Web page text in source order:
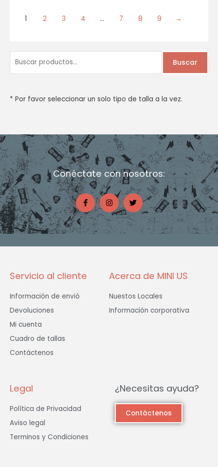
c
p
r
:
Buscar
* Por favor seleccionar un solo tipo de talla a la vez.
1 2 3 4 … 7 8 9 →
Conéctate con nosotros:
F
a
c
e
b
o
o
-
I
n
s
t
a
g
r
m
T
w
i
t
t
e
Servicio al cliente
Información de envió
Devoluciones
Mi cuenta
Cuadro de tallas
Contáctenos
Acerca de MINI US
Nuestos Locales
Información corporativa
Legal
Política de Privacidad
Aviso legal
Terminos y Condiciones
¿Necesitas ayuda?
Contáctenos